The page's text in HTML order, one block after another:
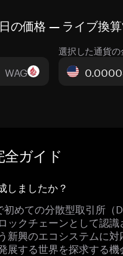
の価格 — ライブ換
WAG
選択した通貨の
ガイド
しましたか？
めての分散型取引所（
ックチェーンとして認
新興のエコシステムに
する世界を探求する機